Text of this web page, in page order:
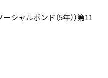
シャルボンド（5年））第11